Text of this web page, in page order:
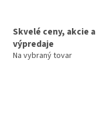
Skvelé ceny, akcie a
výpredaje
Na vybraný tovar